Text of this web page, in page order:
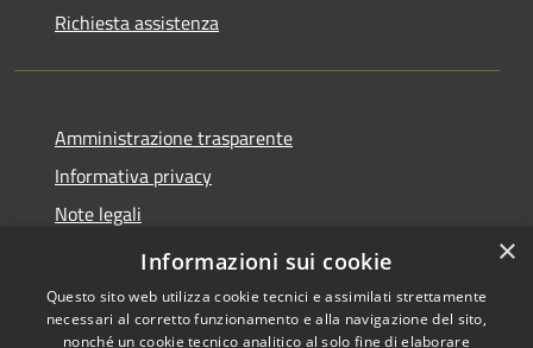
Richiesta assistenza
Amministrazione trasparente
Informativa privacy
Note legali
Dichiarazione di accessibilità
×
Informazioni sui cookie
Questo sito web utilizza cookie tecnici e assimilati strettamente
necessari al corretto funzionamento e alla navigazione del sito,
nonché un cookie tecnico analitico al solo fine di elaborare